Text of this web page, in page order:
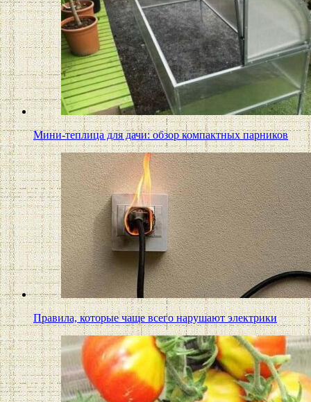
Мини-теплица для дачи: обзор компактных парников
Правила, которые чаще всего нарушают электрики